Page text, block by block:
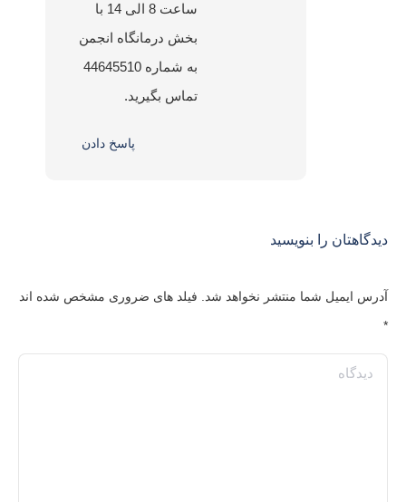
ساعت 8 الی 14 با
بخش درمانگاه انجمن
به شماره 44645510
تماس بگیرید.
پاسخ دادن
دیدگاهتان را بنویسید
آدرس ایمیل شما منتشر نخواهد شد. فیلد های ضروری مشخص شده اند
*
دیدگاه